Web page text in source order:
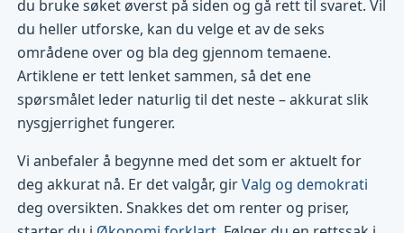
du bruke søket øverst på siden og gå rett til svaret. Vil
du heller utforske, kan du velge et av de seks
områdene over og bla deg gjennom temaene.
Artiklene er tett lenket sammen, så det ene
spørsmålet leder naturlig til det neste – akkurat slik
nysgjerrighet fungerer.
Vi anbefaler å begynne med det som er aktuelt for
deg akkurat nå. Er det valgår, girValg og demokrati
deg oversikten. Snakkes det om renter og priser,